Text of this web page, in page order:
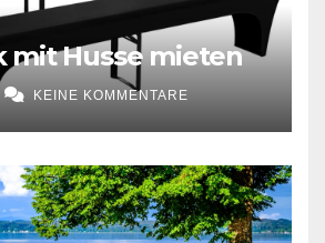
mit Husse mieten
KEINE KOMMENTARE